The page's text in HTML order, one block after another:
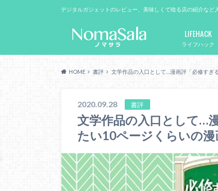
デジタルガジェットのレビュー、美味しくて唸る店の紹介など
ライフハック
LIFEHACK
HOME 書評 文学作品の入口として…漫画評「必修すぎ
2020.09.28 書評
文学作品の入口として…
たい10ページくらいの